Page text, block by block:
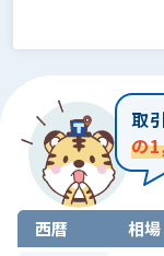
取
の
西暦 相場